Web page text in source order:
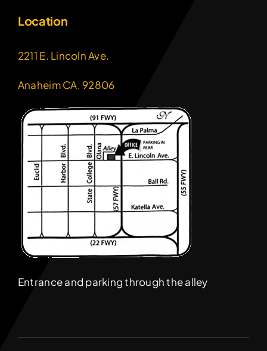
Location
2211 E. Lincoln Ave.
Anaheim CA, 92806
Entrance and parking through the alley